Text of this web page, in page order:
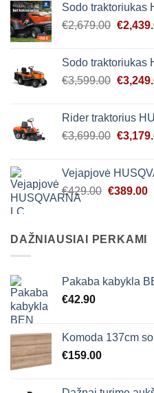
Sodo traktoriukas
€2,679.00 Original
€
Sodo traktoriukas
€3,599.00 Original
€
Rider traktorius
€3,699.00 Original
€
Vejapjovė
€429.00 Original
€429.00.
€389.00
DAŽNIAUSIAI PERKAMI
Pakaba kabykla
€42.90
Komoda 137cm
€159.00